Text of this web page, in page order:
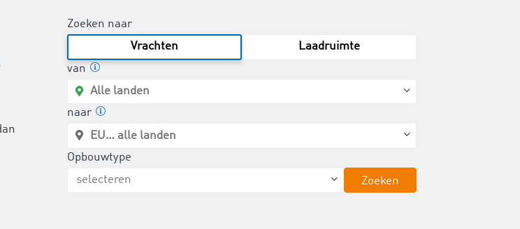
Zoeken naar
Vrachten
Laadruimte
van
naar
Opbouwtype
Zoeken